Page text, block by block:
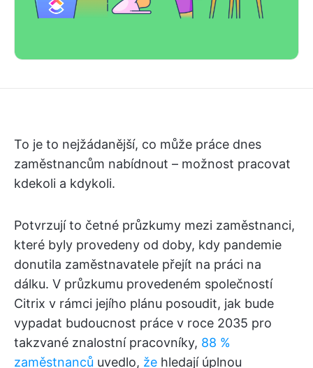
To je to nejžádanější, co může práce dnes
zaměstnancům nabídnout – možnost pracovat
kdekoli a kdykoli.
Potvrzují to četné průzkumy mezi zaměstnanci,
které byly provedeny od doby, kdy pandemie
donutila zaměstnavatele přejít na práci na
dálku. V průzkumu provedeném společností
Citrix v rámci jejího plánu posoudit, jak bude
vypadat budoucnost práce v roce 2035 pro
takzvané znalostní pracovníky, 88 %
zaměstnanců uvedlo, že hledají úplnou